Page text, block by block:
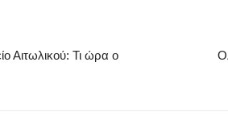
Αιτωλικού: Τι ώρα ο